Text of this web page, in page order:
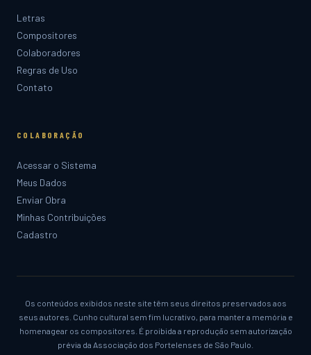
Letras
Compositores
Colaboradores
Regras de Uso
Contato
COLABORAÇÃO
Acessar o Sistema
Meus Dados
Enviar Obra
Minhas Contribuições
Cadastro
Os conteúdos exibidos neste site têm seus direitos preservados aos
seus autores. Cunho cultural sem fim lucrativo, para manter a memória e
homenagear os compositores. É proibida a reprodução sem autorização
prévia da Associação dos Portelenses de São Paulo.